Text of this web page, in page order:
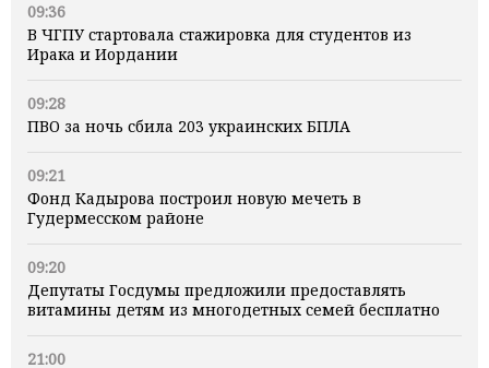
09:36
В ЧГПУ стартовала стажировка для студентов из
Ирака и Иордании
09:28
ПВО за ночь сбила 203 украинских БПЛА
09:21
Фонд Кадырова построил новую мечеть в
Гудермесском районе
09:20
Депутаты Госдумы предложили предоставлять
витамины детям из многодетных семей бесплатно
21:00